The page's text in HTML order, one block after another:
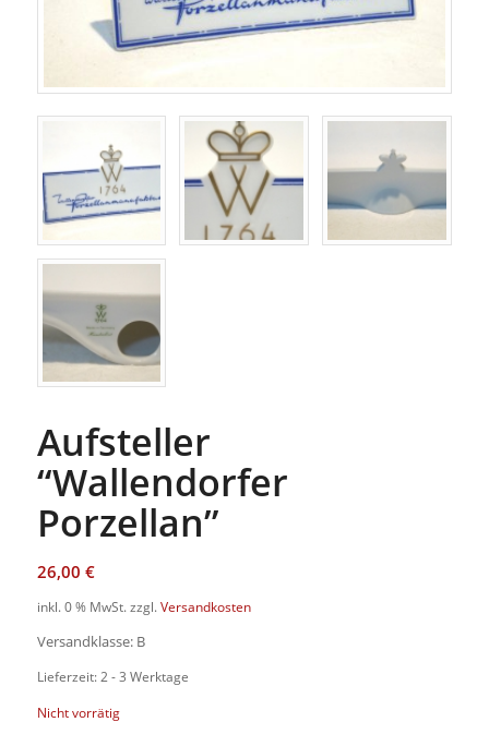
Aufsteller
“Wallendorfer
Porzellan”
26,00 €
inkl. 0 % MwSt. zzgl. Versandkosten
Versandklasse: B
Lieferzeit: 2 - 3 Werktage
Nicht vorrätig